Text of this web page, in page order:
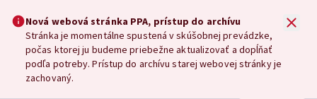
Preskočiť na hlavný obsah
Nová webová stránka PPA, prístup do archívu
Nová webová stránka PPA, prístup do archívu
Stránka je momentálne spustená v skúšobnej prevádzke,
počas ktorej ju budeme priebežne aktualizovať a dopĺňať
podľa potreby. Prístup do archívu starej webovej stránky je
zachovaný.